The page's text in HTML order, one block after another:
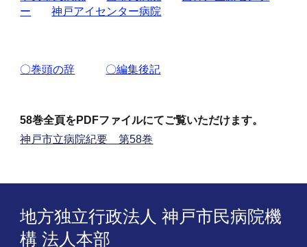
ー
神戸アイセンター病院
〇巻頭の辞 〇編集後記
58巻全頁をPDFファイルにてご覧いただけます。
神戸市立病院紀要 第58巻
地方独立行政法人 神戸市民病院機
構 法人本部